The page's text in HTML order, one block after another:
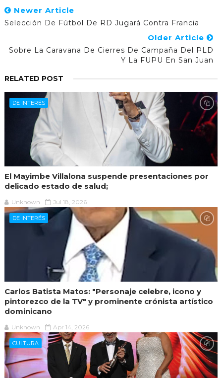
Newer Article
Selección De Fútbol De RD Jugará Contra Francia
Older Article
Sobre La Caravana De Cierres De Campaña Del PLD
Y La FUPU En San Juan
RELATED POST
DE INTERÉS
El Mayimbe Villalona suspende presentaciones por
delicado estado de salud;
Unknown Jul 18, 2026
DE INTERÉS
Carlos Batista Matos: "Personaje celebre, icono y
pintorezco de la TV" y prominente crónista artístico
dominicano
Unknown Apr 14, 2026
CULTURA